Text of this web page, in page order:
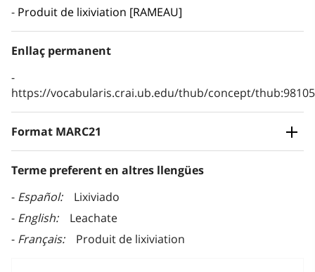
Produit de lixiviation [RAMEAU]
Enllaç permanent
https://vocabularis.crai.ub.edu/thub/concept/
Format MARC21
Terme preferent en altres llengües
Español
Lixiviado
English
Leachate
Français
Produit de lixiviation